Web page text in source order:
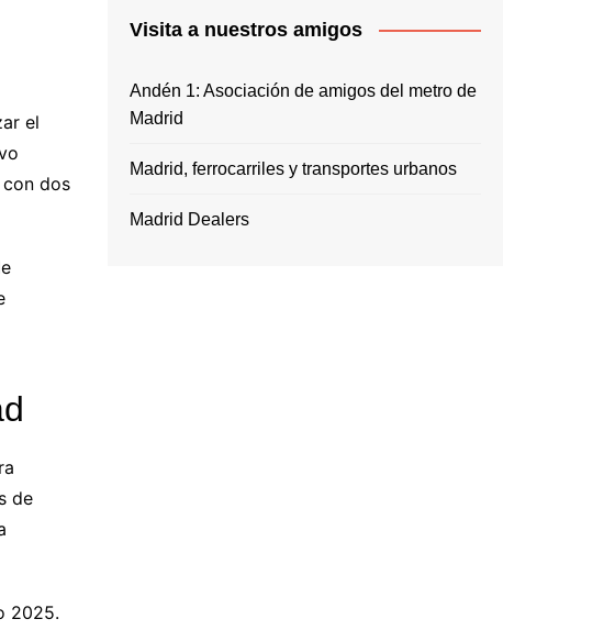
el
dos
de
2025.
Visita a nuestros amigos
Andén 1: Asociación de amigos del metro de
Madrid
Madrid, ferrocarriles y transportes urbanos
Madrid Dealers